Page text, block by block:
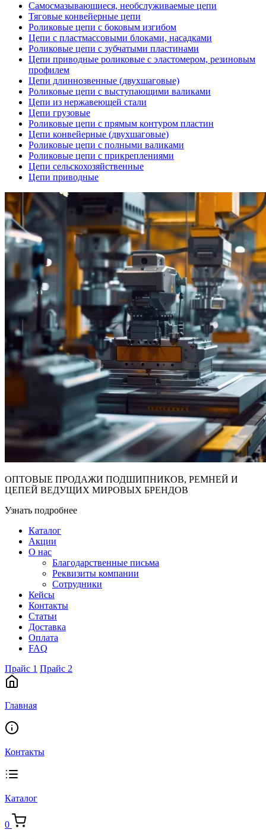
Самосмазывающиеся, необслуживаемые цепи
Тяговые конвейерные цепи
Роликовые цепи с боковым изгибом
Цепи с пластмассовыми блоками, насадками
Роликовые цепи с зубчатыми пластинами
Цепи приводные роликовые с эластомером, резиновым
профилем
Цепи длиннозвенные (двухшаговые)
Роликовые цепи с выступающими валиками
Цепи из нержавеющей стали
Цепи грузовые
Роликовые цепи с прямым контуром пластин
Цепи конвейерные (двухшаговые)
Роликовые цепи с полными валиками
Роликовые цепи с прикреплениями
Цепи сельскохозяйственные
Цепи приводные
ОПТОВЫЕ ПРОДАЖИ ПОДШИПНИКОВ, РЕМНЕЙ И
ЦЕПЕЙ ВЕДУЩИХ МИРОВЫХ БРЕНДОВ
Узнать подробнее
Каталог
Акции
О нас
Благодарственные письма
Реквизиты компании
Сотрудники
Кейсы
Контакты
Статьи
Доставка
Оплата
FAQ
Прайс 1 Прайс 2
Главная
Контакты
Каталог
0